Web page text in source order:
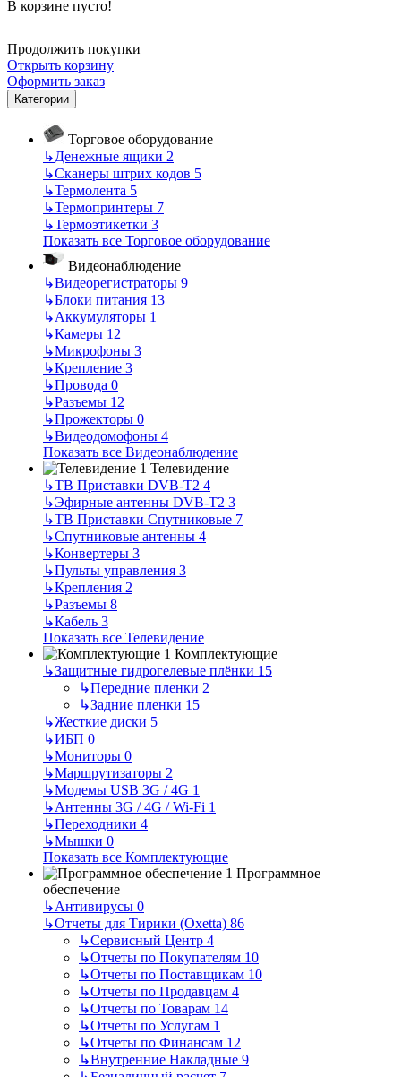
В корзине пусто!
Продолжить покупки
Открыть корзину
Оформить заказ
Категории
Торговое оборудование
↳Денежные ящики 2
↳Сканеры штрих кодов 5
↳Термолента 5
↳Термопринтеры 7
↳Термоэтикетки 3
Показать все Торговое оборудование
Видеонаблюдение
↳Видеорегистраторы 9
↳Блоки питания 13
↳Аккумуляторы 1
↳Камеры 12
↳Микрофоны 3
↳Крепление 3
↳Провода 0
↳Разъемы 12
↳Прожекторы 0
↳Видеодомофоны 4
Показать все Видеонаблюдение
Телевидение
↳ТВ Приставки DVB-T2 4
↳Эфирные антенны DVB-T2 3
↳ТВ Приставки Спутниковые 7
↳Спутниковые антенны 4
↳Конвертеры 3
↳Пульты управления 3
↳Крепления 2
↳Разъемы 8
↳Кабель 3
Показать все Телевидение
Комплектующие
↳Защитные гидрогелевые плёнки 15
↳Передние пленки 2
↳Задние пленки 15
↳Жесткие диски 5
↳ИБП 0
↳Мониторы 0
↳Маршрутизаторы 2
↳Модемы USB 3G / 4G 1
↳Антенны 3G / 4G / Wi-Fi 1
↳Переходники 4
↳Мышки 0
Показать все Комплектующие
Программное
обеспечение
↳Антивирусы 0
↳Отчеты для Тирики (Oxetta) 86
↳Сервисный Центр 4
↳Отчеты по Покупателям 10
↳Отчеты по Поставщикам 10
↳Отчеты по Продавцам 4
↳Отчеты по Товарам 14
↳Отчеты по Услугам 1
↳Отчеты по Финансам 12
↳Внутренние Накладные 9